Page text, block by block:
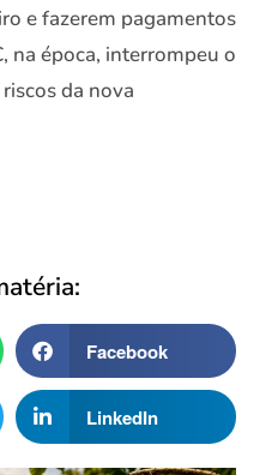
e fazerem pagamentos
na época, interrompeu o
da nova
Facebook
LinkedIn